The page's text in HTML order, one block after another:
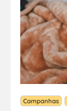
Campanhas